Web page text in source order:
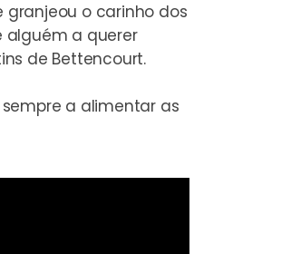
o carinho dos
alguém a querer
de Bettencourt.
a alimentar as